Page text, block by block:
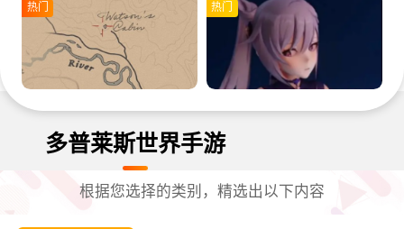
热门 热门
多普莱斯世界手游
根据您选择的类别，精选出以下内容